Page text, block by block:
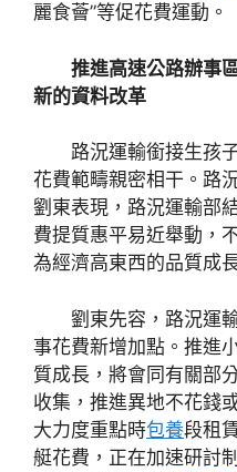
麗食薈”等促花費運動。
推進高速公路辦事
新的資料改革
路況運輸銜接生孩
花費範疇親密相干。路
劉東表現，路況運輸部
費提質惠平易近舉動，
為經濟高東西的品質成
劉東先容，路況運
事花費新增加點。推進
質成長，將會同有關部
收集，推進異地不花錢
大力度重點時包養段租
艇花費，正在加速研討